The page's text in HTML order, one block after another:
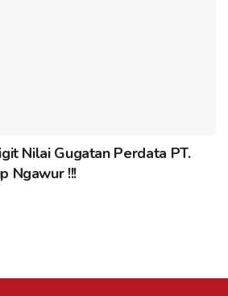
Nilai Gugatan Perdata PT.
Ngawur !!!